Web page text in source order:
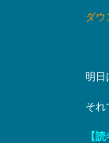
ダウ
明日
それ
【